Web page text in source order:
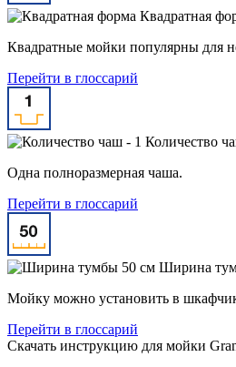
Квадратная
Квадратные мойки популярны для
Перейти в глоссарий
Количество
Одна полноразмерная чаша.
Перейти в глоссарий
Ширина
Мойку можно установить в
Перейти в глоссарий
Скачать инструкцию для мойки